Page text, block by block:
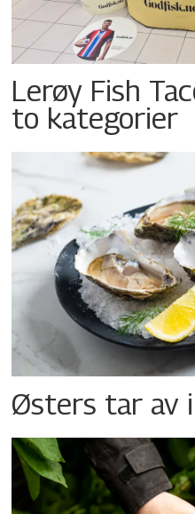
Lerøy Fish
to kategorier
Østers tar av